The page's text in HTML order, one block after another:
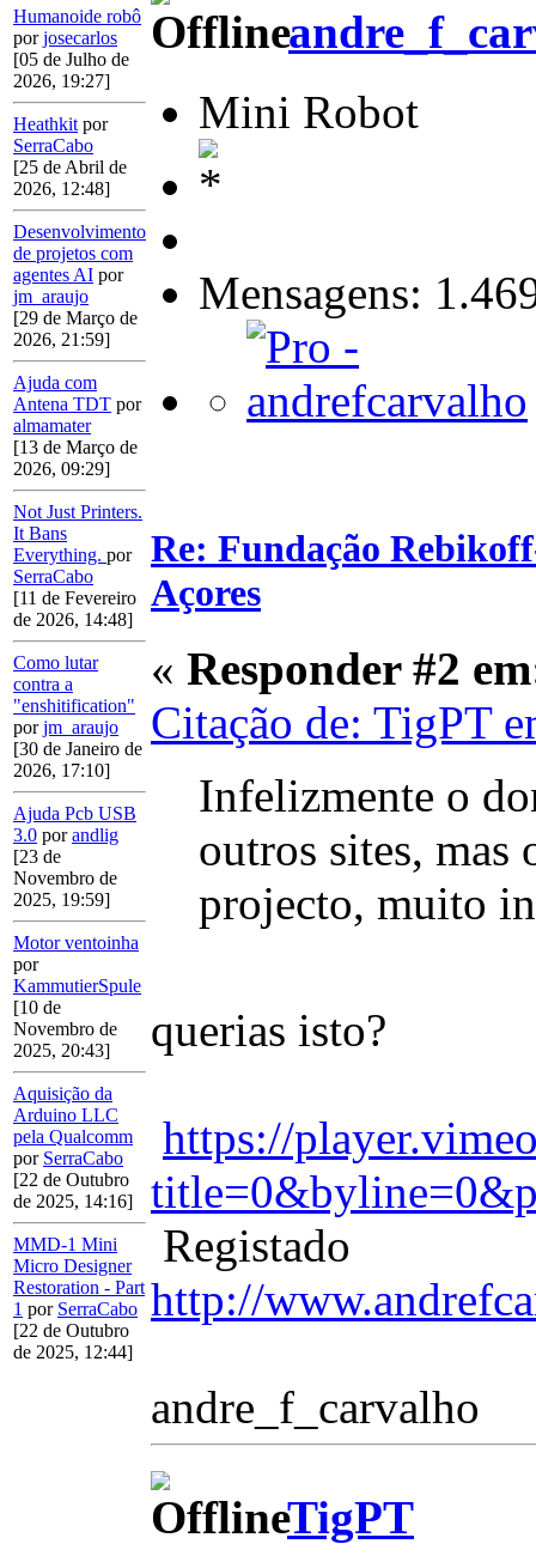
Humanoide robô
porjosecarlos
[05 de Julho de
2026, 19:27]
Heathkit por
SerraCabo
[25 de Abril de
2026, 12:48]
Desenvolvimento
de projetos com
agentes AI por
jm_araujo
[29 de Março de
2026, 21:59]
Ajuda com
Antena TDT por
almamater
[13 de Março de
2026, 09:29]
Not Just Printers.
It Bans
Everything. por
SerraCabo
[11 de Fevereiro
de 2026, 14:48]
Como lutar
contra a
"enshitification"
porjm_araujo
[30 de Janeiro de
2026, 17:10]
Ajuda Pcb USB
3.0 porandlig
[23 de
Novembro de
2025, 19:59]
Motor ventoinha
por
KammutierSpule
[10 de
Novembro de
2025, 20:43]
Aquisição da
Arduino LLC
pela Qualcomm
por SerraCabo
[22 de Outubro
de 2025, 14:16]
MMD-1 Mini
Micro Designer
Restoration - Part
1 por SerraCabo
[22 de Outubro
de 2025, 12:44]
Mini Robot
Mensagens:
Re: Fundação
Açores
« Responder #2
Citação de: TigPT
Infelizmente o
outros sites, mas
projecto, muito
querias isto?
https://
Registado
http://
andre_f_carvalho
TigPT